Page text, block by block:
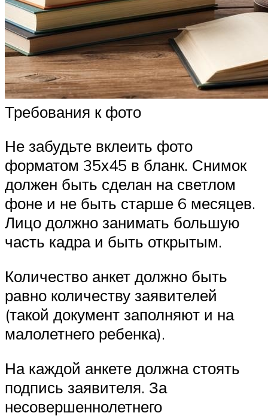
Требования к фото
Не забудьте вклеить фото
форматом 35х45 в бланк. Снимок
должен быть сделан на светлом
фоне и не быть старше 6 месяцев.
Лицо должно занимать большую
часть кадра и быть открытым.
Количество анкет должно быть
равно количеству заявителей
(такой документ заполняют и на
малолетнего ребенка).
На каждой анкете должна стоять
подпись заявителя. За
несовершеннолетнего